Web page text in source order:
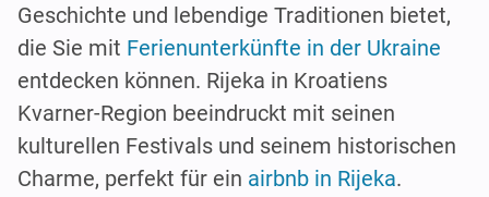
Geschichte und lebendige Traditionen bietet,
die Sie mit Ferienunterkünfte in der Ukraine
entdecken können. Rijeka in Kroatiens
Kvarner-Region beeindruckt mit seinen
kulturellen Festivals und seinem historischen
Charme, perfekt für ein airbnb in Rijeka.